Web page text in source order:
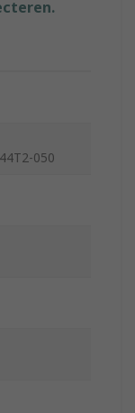
050